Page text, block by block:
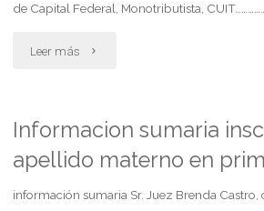
de Capital Federal, Monotributista, CUIT……………,
Leer más "Informacion
conservar
apellido
materno
Informacion sumaria
apellido materno en
información sumaria Sr. Juez Brenda